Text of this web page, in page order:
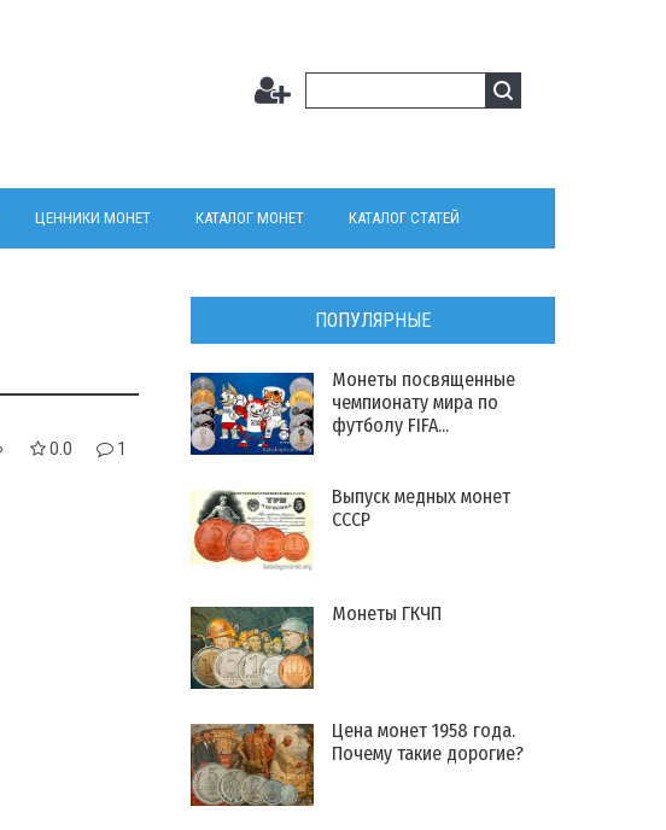
ЦЕННИКИ МОНЕТ КАТАЛОГ МОНЕТ КАТАЛОГ СТАТЕЙ
0.0 1
ПОПУЛЯРНЫЕ
Монеты посвященные
чемпионату мира по
футболу FIFA...
Выпуск медных монет
СССР
Монеты ГКЧП
Цена монет 1958 года.
Почему такие дорогие?